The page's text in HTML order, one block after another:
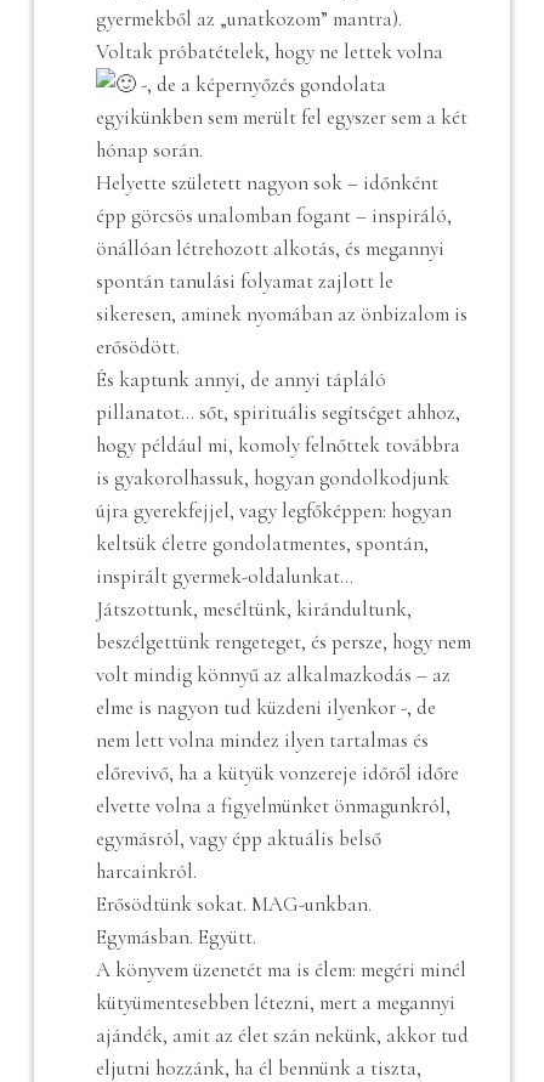
gyermekből az „unatkozom” mantra).
Voltak próbatételek, hogy ne lettek volna
-, de a képernyőzés gondolata
egyikünkben sem merült fel egyszer sem a két
hónap során.
Helyette született nagyon sok – időnként
épp görcsös unalomban fogant – inspiráló,
önállóan létrehozott alkotás, és megannyi
spontán tanulási folyamat zajlott le
sikeresen, aminek nyomában az önbizalom is
erősödött.
És kaptunk annyi, de annyi tápláló
pillanatot… sőt, spirituális segítséget ahhoz,
hogy például mi, komoly felnőttek továbbra
is gyakorolhassuk, hogyan gondolkodjunk
újra gyerekfejjel, vagy legfőképpen: hogyan
keltsük életre gondolatmentes, spontán,
inspirált gyermek-oldalunkat…
Játszottunk, meséltünk, kirándultunk,
beszélgettünk rengeteget, és persze, hogy nem
volt mindig könnyű az alkalmazkodás – az
elme is nagyon tud küzdeni ilyenkor -, de
nem lett volna mindez ilyen tartalmas és
előrevivő, ha a kütyük vonzereje időről időre
elvette volna a figyelmünket önmagunkról,
egymásról, vagy épp aktuális belső
harcainkról.
Erősödtünk sokat. MAG-unkban.
Egymásban. Együtt.
A könyvem üzenetét ma is élem: megéri minél
kütyümentesebben létezni, mert a megannyi
ajándék, amit az élet szán nekünk, akkor tud
eljutni hozzánk, ha él bennünk a tiszta,